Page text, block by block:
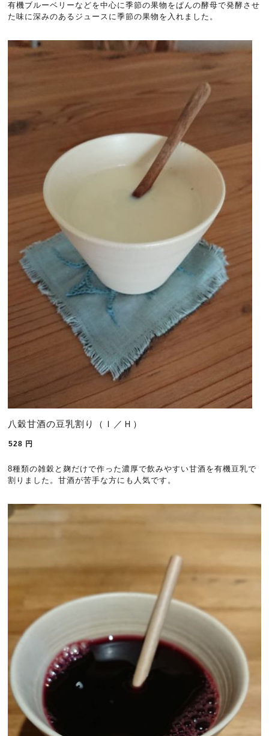
有機ブルーベリーなどを中心に季節の果物をぱんの酵母で発酵させ
た味に深みのあるジュースに季節の果物を入れました。
八穀甘酒の豆乳割り（Ｉ／Ｈ）
528 円
8種類の雑穀と麹だけで作った濃厚で飲みやすい甘酒を有機豆乳で
割りました。甘酒が苦手な方にも人気です。